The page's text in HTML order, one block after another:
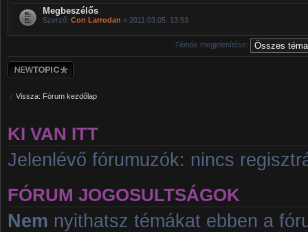
Megbeszélős
Szerző: Con Larrodan » 2011.03.05. 13:53
Témák megjelenítése:
Új téma nyitása
Vissza: Fórum kezdőlap
KI VAN ITT
Jelenlévő fórumuzók: nincs
FÓRUM JOGOSULTSÁGOK
Nem nyithatsz témákat ebben a